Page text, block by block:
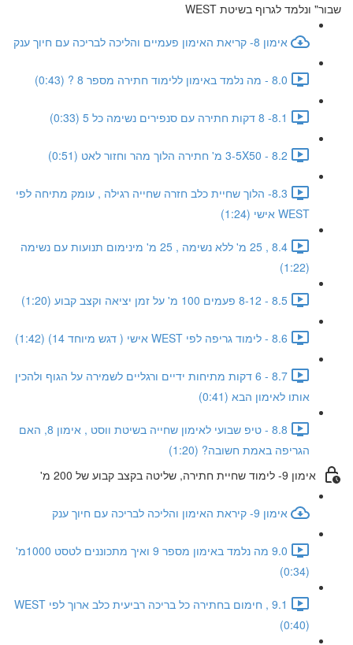
שבור" ונלמד לגרוף בשיטת WEST
אימון 8- קריאת האימון פעמיים והליכה לבריכה עם חיוך ענק
8.0 - מה נלמד באימון ללימוד חתירה מספר 8 ? (0:43)
8.1- 8 דקות חתירה עם סנפירים נשימה כל 5 (0:33)
8.2 - 3-5X50 מ' חתירה הלוך מהר וחזור לאט (0:51)
8.3- הלוך שחיית כלב חזרה שחייה רגילה , עומק מתיחה לפי
WEST אישי (1:24)
8.4 , 25 מ' ללא נשימה , 25 מ' מינימום תנועות עם נשימה
(1:22)
8.5 - 8-12 פעמים 100 מ' על זמן יציאה וקצב קבוע (1:20)
8.6 - לימוד גריפה לפי WEST אישי ( דגש מיוחד 14) (1:42)
8.7 - 6 דקות מתיחות ידיים ורגליים לשמירה על הגוף ולהכין
אותו לאימון הבא (0:41)
8.8 - טיפ שבועי לאימון שחייה בשיטת ווסט , אימון 8, האם
הגריפה באמת חשובה? (1:20)
אימון 9- לימוד שחיית חתירה, שליטה בקצב קבוע של 200 מ'
אימון 9- קיראת האימון והליכה לבריכה עם חיוך ענק
9.0 מה נלמד באימון מספר 9 ואיך מתכוננים לטסט 1000מ'
(0:34)
9.1 , חימום בחתירה כל בריכה רביעית כלב ארוך לפי WEST
(0:40)